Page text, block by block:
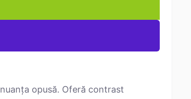
opusă. Oferă contrast